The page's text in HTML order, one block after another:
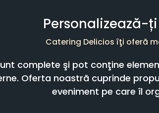
Personalizează-
Catering Delicios îţi oferă
complete şi pot conţine
Oferta noastră cuprinde
eveniment pe care îl